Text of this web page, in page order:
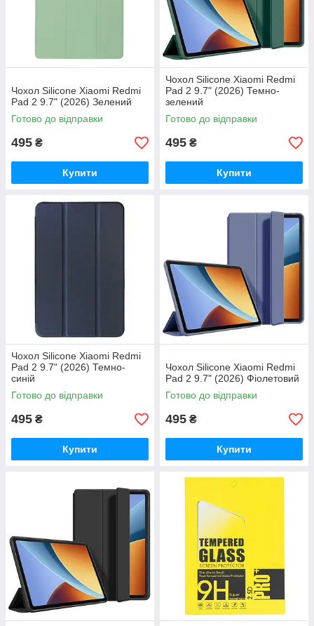
Чохол Silicone Xiaomi Redmi
Pad 2 9.7" (2026) Зелений
Готово до відправки
495 ₴
Купити
Чохол Silicone Xiaomi Redmi
Pad 2 9.7" (2026) Темно-
зелений
Готово до відправки
495 ₴
Купити
Чохол Silicone Xiaomi Redmi
Pad 2 9.7" (2026) Темно-
синій
Готово до відправки
495 ₴
Купити
Чохол Silicone Xiaomi Redmi
Pad 2 9.7" (2026) Фіолетовий
Готово до відправки
495 ₴
Купити